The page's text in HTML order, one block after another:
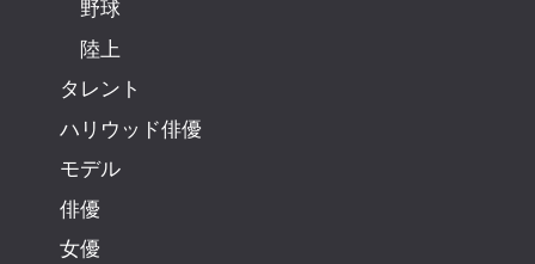
野球
陸上
タレント
ハリウッド俳優
モデル
俳優
女優